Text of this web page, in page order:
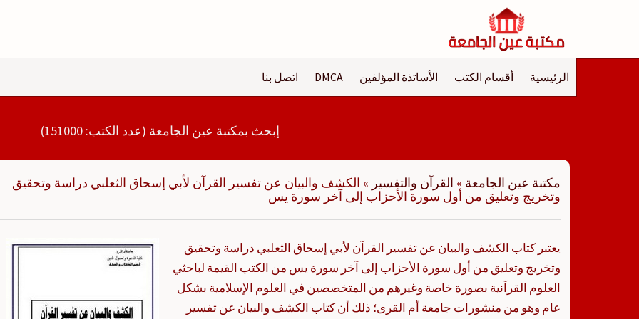
الرئيسية أقسام الكتب الأساتذة المؤلفين DMCA اتصل بنا
إبحث بمكتبة عين الجامعة (عدد الكتب: 151000)
مكتبة عين الجامعة » القرآن والتفسير » الكشف والبيان عن تفسير القرآن لأبي إسحاق الثعلبي دراسة وتحقيق
وتخريج وتعليق من أول سورة الأحزاب إلى آخر سورة يس
يعتبر كتاب الكشف والبيان عن تفسير القرآن لأبي إسحاق الثعلبي دراسة وتحقيق
وتخريج وتعليق من أول سورة الأحزاب إلى آخر سورة يس من الكتب القيمة لباحثي
العلوم القرآنية بصورة خاصة وغيرهم من المتخصصين في العلوم الإسلامية بشكل
عام وهو من منشورات جامعة أم القرى؛ ذلك أن كتاب الكشف والبيان عن تفسير